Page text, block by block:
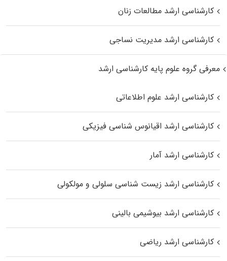
کارشناسی ارشد مطالعات زنان
کارشناسی ارشد مدیریت نساجی
معرفی گروه علوم پایه کارشناسی ارشد
کارشناسی ارشد علوم اطلاعاتی
کارشناسی ارشد اقیانوس‌ شناسی فیزیکی
کارشناسی ارشد آمار
کارشناسی ارشد زیست شناسی سلولی و مولکولی
کارشناسی ارشد بیوشیمی بالینی
کارشناسی ارشد ریاضی